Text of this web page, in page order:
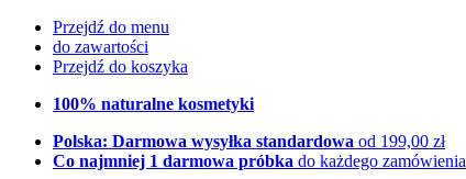
Przejdź do menu
do zawartości
Przejdź do koszyka
100% naturalne kosmetyki
Polska: Darmowa wysyłka standardowa od 199,00 zł
Co najmniej 1 darmowa próbka do każdego zamówienia